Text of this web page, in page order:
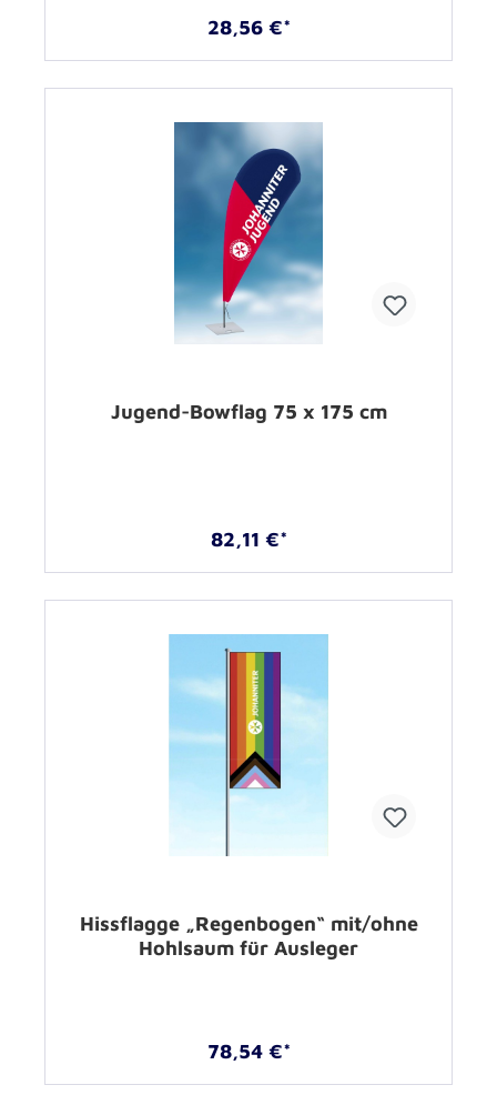
28,56 €*
Jugend-Bowflag 75 x 175 cm
82,11 €*
Hissflagge „Regenbogen“ mit/ohne
Hohlsaum für Ausleger
78,54 €*